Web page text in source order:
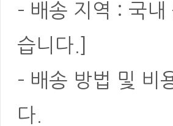
- 배송 지역 : 국
습니다.]
- 배송 방법 및 비
다.